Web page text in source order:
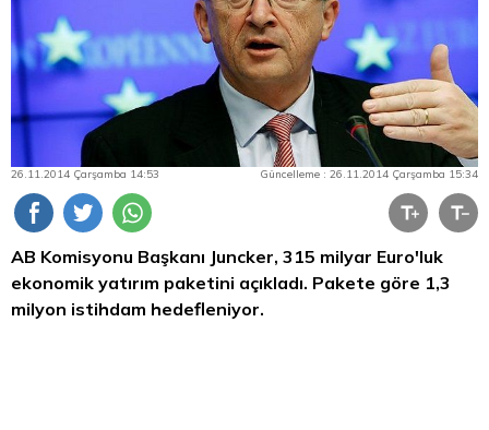
26.11.2014 Çarşamba 14:53 Güncelleme : 26.11.2014 Çarşamba 15:34
AB Komisyonu Başkanı Juncker, 315 milyar Euro'luk
ekonomik yatırım paketini açıkladı. Pakete göre 1,3
milyon istihdam hedefleniyor.